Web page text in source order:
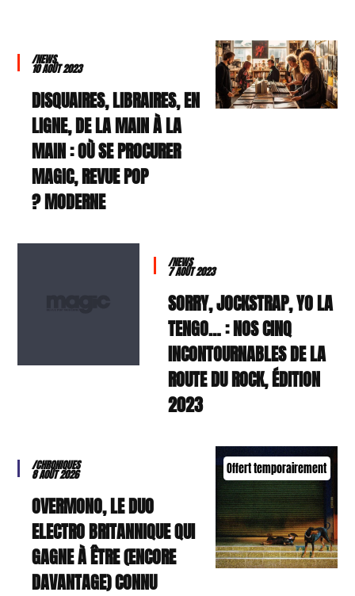
/NEWS
10 AOÛT 2023
DISQUAIRES, LIBRAIRES, EN
LIGNE, DE LA MAIN À LA
MAIN : OÙ SE PROCURER
MAGIC, REVUE POP
MODERNE ?
/NEWS
7 AOÛT 2023
SORRY, JOCKSTRAP, YO LA
TENGO… : NOS CINQ
INCONTOURNABLES DE LA
ROUTE DU ROCK, ÉDITION
2023
Offert temporairement
/CHRONIQUES
8 AOÛT 2026
OVERMONO, LE DUO
ELECTRO BRITANNIQUE QUI
GAGNE À ÊTRE (ENCORE
DAVANTAGE) CONNU